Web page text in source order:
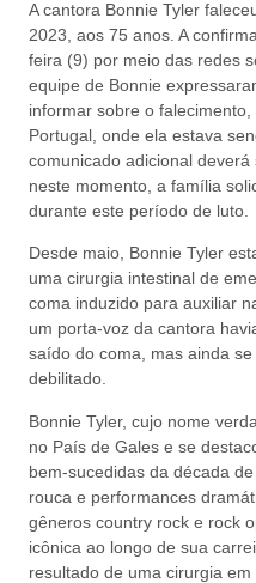
A cantora Bonnie Tyler
2023, aos 75 anos. A
feira (9) por meio das redes
equipe de Bonnie
informar sobre o
Portugal, onde ela estava
comunicado adicional deverá
neste momento, a família
durante este período de luto.
Desde maio, Bonnie Tyler
uma cirurgia intestinal de
coma induzido para auxiliar
um porta-voz da cantora
saído do coma, mas ainda
debilitado.
Bonnie Tyler, cujo nome
no País de Gales e se
bem-sucedidas da década
rouca e performances
gêneros country rock e rock
icônica ao longo de sua
resultado de uma cirurgia